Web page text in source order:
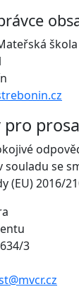
pro
souladu se
(EU) 2016/
3